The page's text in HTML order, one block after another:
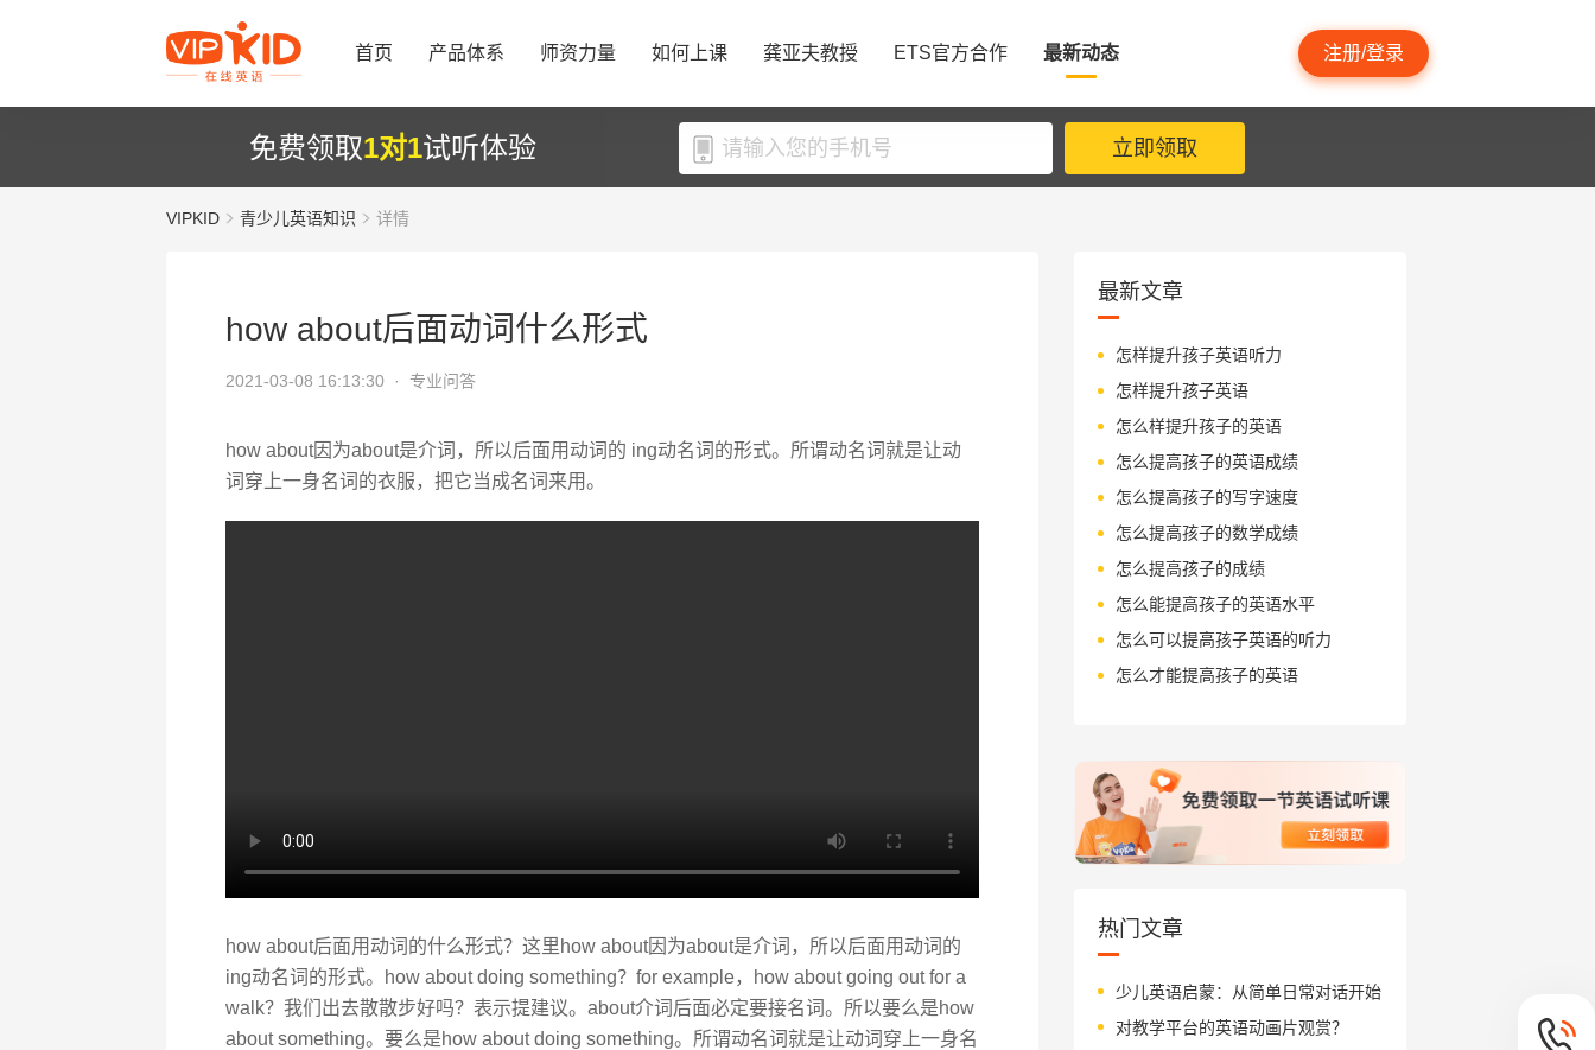
首页 产品体系 师资力量 如何上课 龚亚夫教授 ETS官方合作 最新动态 注册/登录
免费领取1对1试听体验 立即领取
VIPKID 青少儿英语知识 详情
how about后面动词什么形式
2021-03-08 16:13:30 · 专业问答
how about因为about是介词，所以后面用动词的 ing动名词的形式。所谓动名词就是让动
词穿上一身名词的衣服，把它当成名词来用。
how about后面用动词的什么形式？这里how about因为about是介词，所以后面用动词的
ing动名词的形式。how about doing something？for example，how about going out for a
walk？我们出去散散步好吗？表示提建议。about介词后面必定要接名词。所以要么是how
about something。要么是how about doing something。所谓动名词就是让动词穿上一身名
最新文章
怎样提升孩子英语听力
怎样提升孩子英语
怎么样提升孩子的英语
怎么提高孩子的英语成绩
怎么提高孩子的写字速度
怎么提高孩子的数学成绩
怎么提高孩子的成绩
怎么能提高孩子的英语水平
怎么可以提高孩子英语的听力
怎么才能提高孩子的英语
热门文章
少儿英语启蒙：从简单日常对话开始
对教学平台的英语动画片观赏？